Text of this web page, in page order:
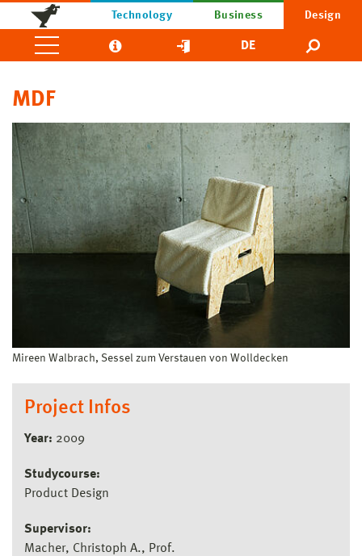
Technology Business Design
DE
MDF
Mireen Walbrach, Sessel zum Verstauen von Wolldecken
Project Infos
Year: 2009
Studycourse:
Product Design
Supervisor:
Macher, Christoph A., Prof.